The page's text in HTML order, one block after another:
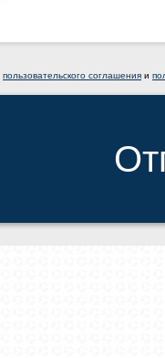
пользовательского соглашения и